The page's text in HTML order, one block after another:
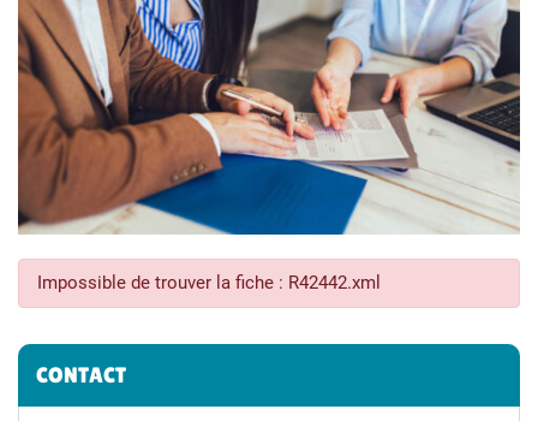
Impossible de trouver la fiche : R42442.xml
Informations complémentaires
CONTACT